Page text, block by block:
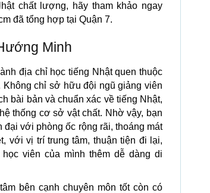
chất lượng, hãy tham khảo ngay
đã tổng hợp tại Quận 7.
Minh
địa chỉ học tiếng Nhật quen thuộc
chỉ sở hữu đội ngũ giảng viên
bài bản và chuẩn xác về tiếng Nhật,
thống cơ sở vật chất. Nhờ vậy, bạn
với phòng ốc rộng rãi, thoáng mát
với vị trí trung tâm, thuận tiện đi lại,
viên của mình thêm dễ dàng di
bên cạnh chuyên môn tốt còn có